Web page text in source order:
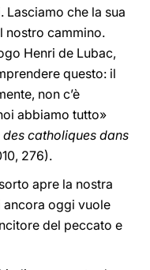
Lasciamo che la sua
nostro cammino.
Henri de Lubac,
questo: il
non c’è
abbiamo tutto»
catholiques dans
276).
apre la nostra
ancora oggi vuole
del peccato e